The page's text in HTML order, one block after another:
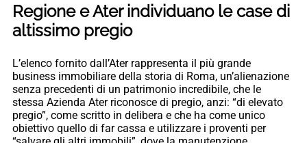
Regione e Ater individuano le case di
altissimo pregio
L’elenco fornito dall’Ater rappresenta il più grande
business immobiliare della storia di Roma, un’alienazione
senza precedenti di un patrimonio incredibile, che le
stessa Azienda Ater riconosce di pregio, anzi: “di elevato
pregio”, come scritto in delibera e che ha come unico
obiettivo quello di far cassa e utilizzare i proventi per